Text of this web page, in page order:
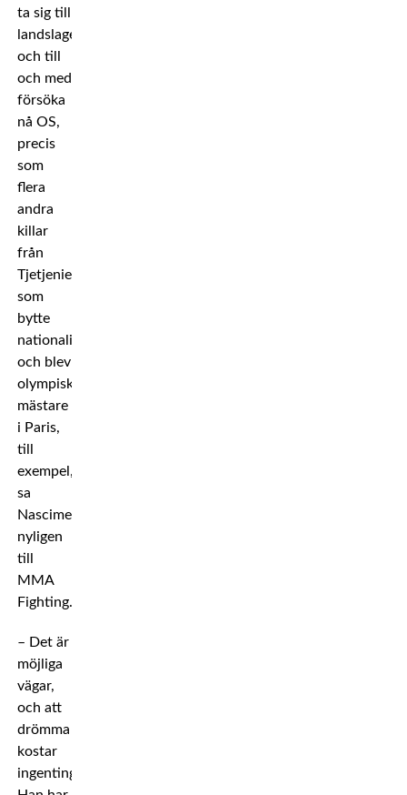
ta sig till
landslaget
och till
och med
försöka
nå OS,
precis
som
flera
andra
killar
från
Tjetjenien
som
bytte
nationalitet
och blev
olympiska
mästare
i Paris,
till
exempel,
sa
Nascimento
nyligen
till
MMA
Fighting.
– Det är
möjliga
vägar,
och att
drömma
kostar
ingenting.